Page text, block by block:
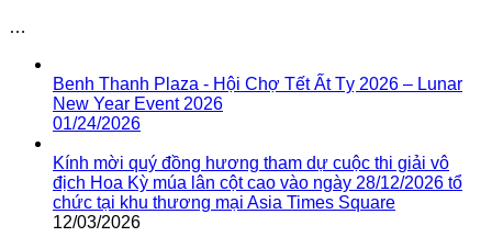
…
Benh Thanh Plaza - Hội Chợ Tết Ất Tỵ 2026 – Lunar
New Year Event 2026
01/24/2026
Kính mời quý đồng hương tham dự cuộc thi giải vô
địch Hoa Kỳ múa lân cột cao vào ngày 28/12/2026 tổ
chức tại khu thương mại Asia Times Square
12/03/2026